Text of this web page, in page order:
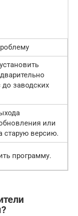
до заводских
или
старую версию.
программу.